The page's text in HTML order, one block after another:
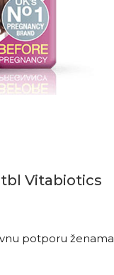
Vitabiotics
potporu ženama